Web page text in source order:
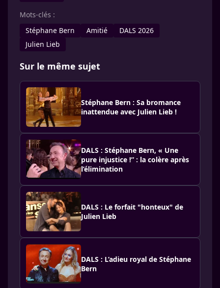
Mots-clés :
Stéphane Bern
Amitié
DALS 2026
Julien Lieb
Sur le même sujet
Stéphane Bern : Sa bromance
inattendue avec Julien Lieb !
DALS : Stéphane Bern, « Une
pure injustice !” : la colère après
l’élimination
DALS : Le forfait "honteux" de
Julien Lieb
DALS : L’adieu royal de Stéphane
Bern